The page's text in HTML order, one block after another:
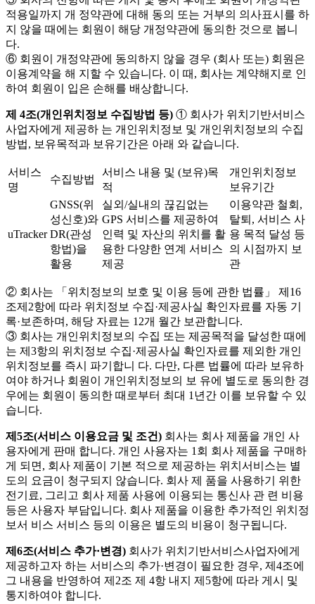
적용일까지 개 정약관에 대해 동의 또는 거부의 의사표시를 하
지 않을 때에는 회원이 해당 개정약관에 동의한 것으로 봅니
다.
⑥ 회원이 개정약관에 동의하지 않을 경우 (회사 또는) 회원은
이용계약을 해 지할 수 있습니다. 이 때, 회사는 계약해지로 인
하여 회원이 입은 손해를 배상합니다.
제 4조(개인위치정보 수집방법 등) ① 회사가 위치기반서비스
사업자에게 제공하 는 개인위치정보 및 개인위치정보의 수집
방법, 보유목적과 보유기간은 아래 와 같습니다.
서비스
명
수집방법
서비스 내용 및 (보유)목
적
개인위치정보
보유기간
uTracker
GNSS(위
성신호)와
DR(관성
항법)을
활용
실외/실내의 끊김없는
GPS 서비스를 제공하여
인력 및 자산의 위치를 활
용한 다양한 연계 서비스
제공
이용약관 철회,
탈퇴, 서비스 사
용 목적 달성 등
의 시점까지 보
관
② 회사는 「위치정보의 보호 및 이용 등에 관한 법률」 제16
조제2항에 따라 위치정보 수집·제공사실 확인자료를 자동 기
록·보존하며, 해당 자료는 12개 월간 보관합니다.
③ 회사는 개인위치정보의 수집 또는 제공목적을 달성한 때에
는 제3항의 위치정보 수집·제공사실 확인자료를 제외한 개인
위치정보를 즉시 파기합니 다. 다만, 다른 법률에 따라 보유하
여야 하거나 회원이 개인위치정보의 보 유에 별도로 동의한 경
우에는 회원이 동의한 때로부터 최대 1년간 이를 보유할 수 있
습니다.
제5조(서비스 이용요금 및 조건) 회사는 회사 제품을 개인 사
용자에게 판매 합니다. 개인 사용자는 1회 회사 제품을 구매하
게 되면, 회사 제품이 기본 적으로 제공하는 위치서비스는 별
도의 요금이 청구되지 않습니다. 회사 제 품을 사용하기 위한
전기료, 그리고 회사 제품 사용에 이용되는 통신사 관 련 비용
등은 사용자 부담입니다. 회사 제품을 이용한 추가적인 위치정
보서 비스 서비스 등의 이용은 별도의 비용이 청구됩니다.
제6조(서비스 추가·변경) 회사가 위치기반서비스사업자에게
제공하고자 하는 서비스의 추가·변경이 필요한 경우, 제4조에
그 내용을 반영하여 제2조 제 4항 내지 제5항에 따라 게시 및
통지하여야 합니다.